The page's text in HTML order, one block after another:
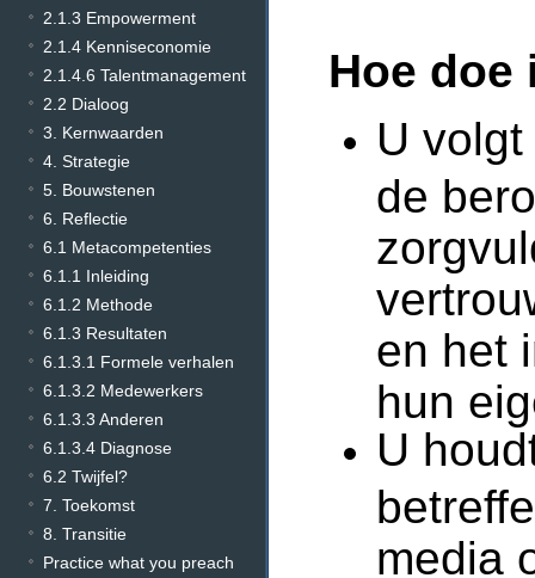
2.1.3 Empowerment
2.1.4 Kenniseconomie
2.1.4.6 Talentmanagement
2.2 Dialoog
3. Kernwaarden
4. Strategie
5. Bouwstenen
6. Reflectie
6.1 Metacompetenties
6.1.1 Inleiding
6.1.2 Methode
6.1.3 Resultaten
6.1.3.1 Formele verhalen
6.1.3.2 Medewerkers
6.1.3.3 Anderen
6.1.3.4 Diagnose
6.2 Twijfel?
7. Toekomst
8. Transitie
Practice what you preach
Hoe doe
U
de
en het
hun
U
media